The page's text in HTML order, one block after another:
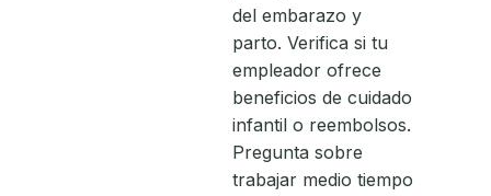
del embarazo y
parto. Verifica si tu
empleador ofrece
beneficios de cuidado
infantil o reembolsos.
Pregunta sobre
trabajar medio tiempo